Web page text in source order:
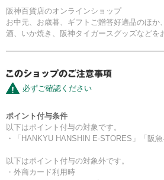
阪神百貨店のオンラインショップ
お中元、お歳暮、ギフトご贈答好適品のほか
酒、いか焼き、阪神タイガースグッズなどを
必ずご確認ください
ポイント付与条件
以下はポイント付与の対象です。
・「HANKYU HANSHIN E-STORES」「阪
以下はポイント付与の対象外です。
・外商カード利用時